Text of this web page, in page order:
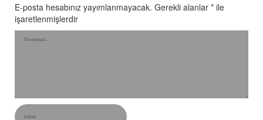
E-posta hesabınız yayımlanmayacak. Gerekli alanlar * ile
işaretlenmişlerdir